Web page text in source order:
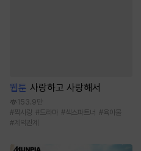
웹툰 사랑하고 사랑해서
153.9만
#짝사랑 #드라마 #섹스파트너 #육아물
# 계약관계